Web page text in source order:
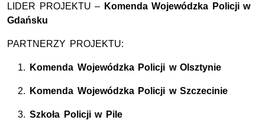
LIDER PROJEKTU – Komenda Wojewódzka Policji w
Gdańsku
PARTNERZY PROJEKTU:
Komenda Wojewódzka Policji w Olsztynie
Komenda Wojewódzka Policji w Szczecinie
Szkoła Policji w Pile